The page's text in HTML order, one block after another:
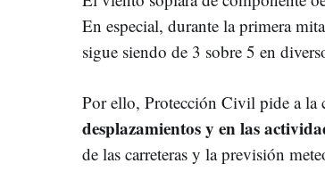
En especial, durante la primera
sigue siendo de 3 sobre 5 en
Por ello, Protección Civil pide a la
desplazamientos y en las
de las carreteras y la previsión